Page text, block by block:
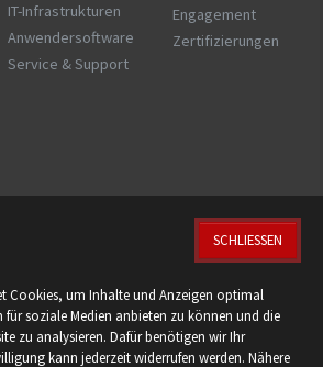
IT-Infrastrukturen
Anwendersoftware
Service & Support
Engagement
Zertifizierungen
27001 | ISO 27018
SCHLIESSEN
Cookies, um Inhalte und Anzeigen optimal
soziale Medien anbieten zu können und die
zu analysieren. Dafür benötigen wir Ihr
kann jederzeit widerrufen werden. Nähere